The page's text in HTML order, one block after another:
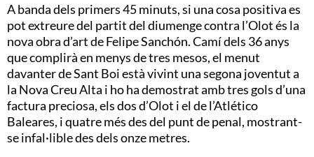
A banda dels primers 45 minuts, si una cosa positiva es
pot extreure del partit del diumenge contra l’Olot és la
nova obra d’art de Felipe Sanchón. Camí dels 36 anys
que complirà en menys de tres mesos, el menut
davanter de Sant Boi està vivint una segona joventut a
la Nova Creu Alta i ho ha demostrat amb tres gols d’una
factura preciosa, els dos d’Olot i el de l’Atlético
Baleares, i quatre més des del punt de penal, mostrant-
se infal·lible des dels onze metres.